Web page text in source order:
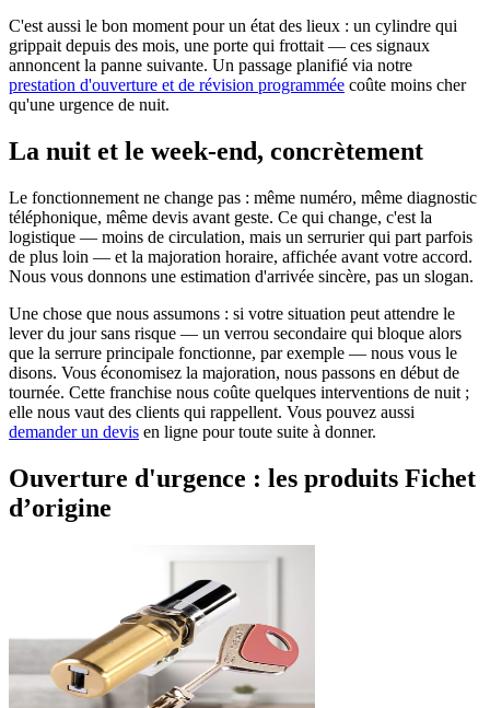
C'est aussi le bon moment pour un état des lieux : un cylindre qui
grippait depuis des mois, une porte qui frottait — ces signaux
annoncent la panne suivante. Un passage planifié via notre
prestation d'ouverture et de révision programmée coûte moins cher
qu'une urgence de nuit.
La nuit et le week-end, concrètement
Le fonctionnement ne change pas : même numéro, même diagnostic
téléphonique, même devis avant geste. Ce qui change, c'est la
logistique — moins de circulation, mais un serrurier qui part parfois
de plus loin — et la majoration horaire, affichée avant votre accord.
Nous vous donnons une estimation d'arrivée sincère, pas un slogan.
Une chose que nous assumons : si votre situation peut attendre le
lever du jour sans risque — un verrou secondaire qui bloque alors
que la serrure principale fonctionne, par exemple — nous vous le
disons. Vous économisez la majoration, nous passons en début de
tournée. Cette franchise nous coûte quelques interventions de nuit ;
elle nous vaut des clients qui rappellent. Vous pouvez aussi
demander un devis en ligne pour toute suite à donner.
Ouverture d'urgence : les produits Fichet
d’origine